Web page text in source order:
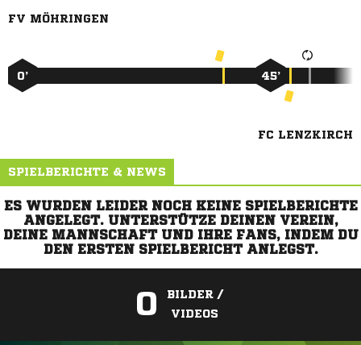
FV MÖHRINGEN
0’ 45’
FC LENZKIRCH
SPIELBERICHTE & NEWS
ES WURDEN LEIDER NOCH KEINE SPIELBERICHTE
ANGELEGT. UNTERSTÜTZE DEINEN VEREIN,
DEINE MANNSCHAFT UND IHRE FANS, INDEM DU
DEN ERSTEN SPIELBERICHT ANLEGST.
0
BILDER /
VIDEOS